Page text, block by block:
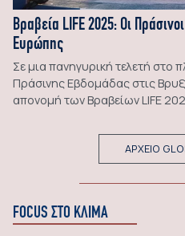
Βραβεία LIFE 2025: Οι
Ευρώπης
Σε μια πανηγυρική τελετή στο
Πράσινης Εβδομάδας στις
απονομή των Βραβείων LIFE
ΑΡΧΕΙΟ
FOCUS ΣΤΟ ΚΛΙΜΑ